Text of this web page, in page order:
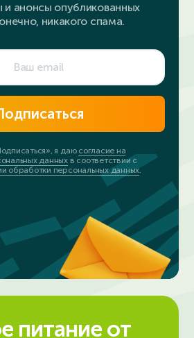
и анонсы опубликованных
никакого спама.
я даю согласие на
данных в соответствии с
обработки персональных данных.
питание от